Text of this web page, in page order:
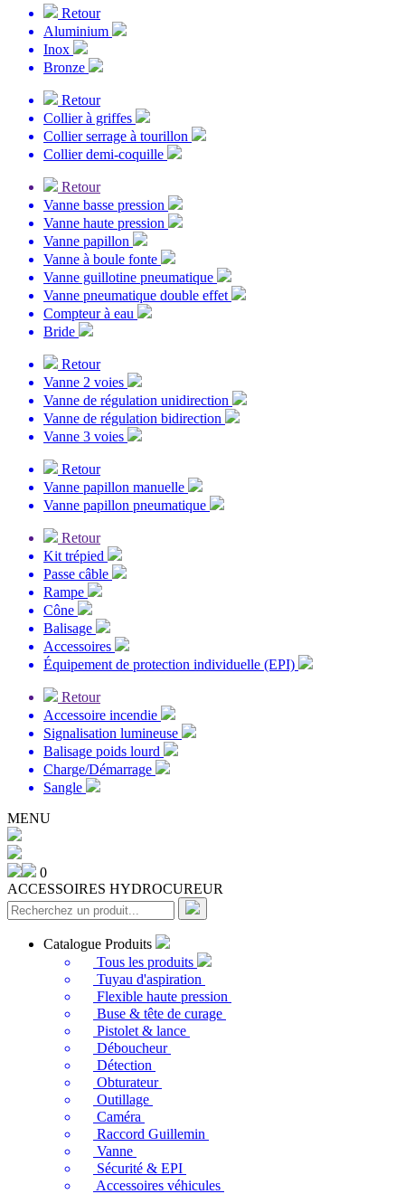
Retour
Aluminium
Inox
Bronze
Retour
Collier à griffes
Collier serrage à tourillon
Collier demi-coquille
Retour
Vanne basse pression
Vanne haute pression
Vanne papillon
Vanne à boule fonte
Vanne guillotine pneumatique
Vanne pneumatique double effet
Compteur à eau
Bride
Retour
Vanne 2 voies
Vanne de régulation unidirection
Vanne de régulation bidirection
Vanne 3 voies
Retour
Vanne papillon manuelle
Vanne papillon pneumatique
Retour
Kit trépied
Passe câble
Rampe
Cône
Balisage
Accessoires
Équipement de protection individuelle (EPI)
Retour
Accessoire incendie
Signalisation lumineuse
Balisage poids lourd
Charge/Démarrage
Sangle
MENU
0
ACCESSOIRES HYDROCUREUR
Catalogue Produits
Tous les produits
Tuyau d'aspiration
Flexible haute pression
Buse & tête de curage
Pistolet & lance
Déboucheur
Détection
Obturateur
Outillage
Caméra
Raccord Guillemin
Vanne
Sécurité & EPI
Accessoires véhicules